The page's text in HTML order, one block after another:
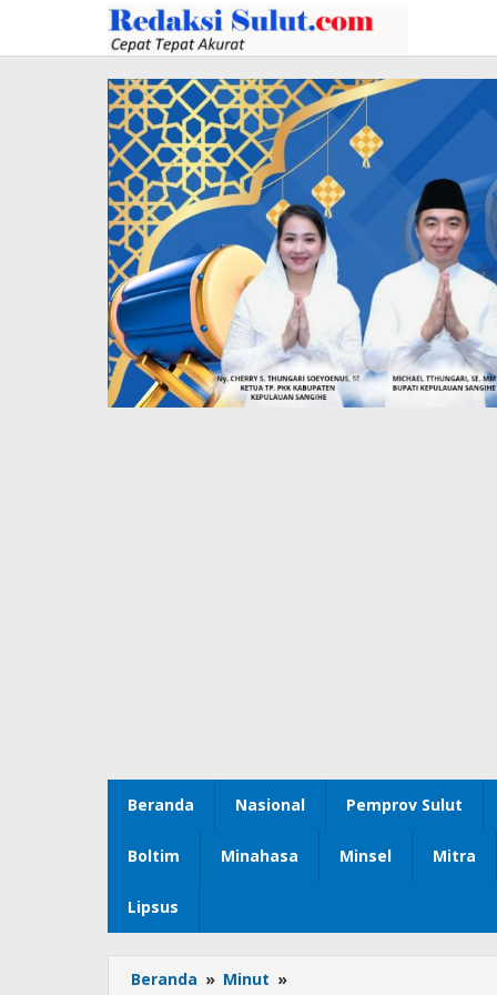
konten
Beranda Nasional Pemprov Sulut
Boltim Minahasa Minsel Mitra
Lipsus
Beranda » Minut »